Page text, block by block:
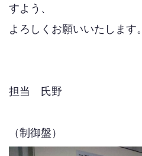
すよう、
よろしくお願いいたします。
担当 氏野
（制御盤）